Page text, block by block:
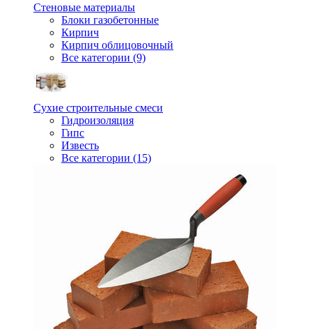
Стеновые материалы
Блоки газобетонные
Кирпич
Кирпич облицовочный
Все категории (9)
Сухие строительные смеси
Гидроизоляция
Гипс
Известь
Все категории (15)